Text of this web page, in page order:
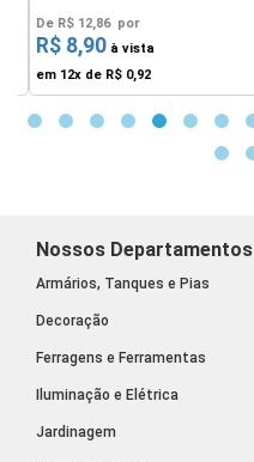
DeR$ 12,86 por
R$ 8,90 à vista
em 12x deR$ 0,92
Nossos Departamentos
Armários, Tanques e Pias
Decoração
Ferragens e Ferramentas
Iluminação e Elétrica
Jardinagem